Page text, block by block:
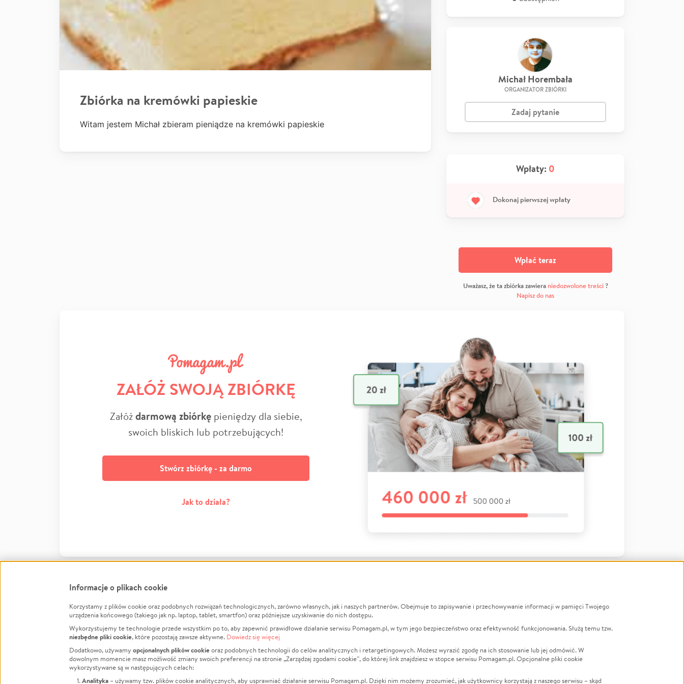
Zbiórka na kremówki papieskie
Witam jestem Michał zbieram pieniądze na kremówki papieskie
Michał Horembała
ORGANIZATOR ZBIÓRKI
Zadaj pytanie
Wpłaty: 0
Dokonaj pierwszej wpłaty
Wpłać teraz
Uważasz, że ta zbiórka zawiera niedozwolone treści?
Napisz do nas
ZAŁÓŻ SWOJĄ ZBIÓRKĘ
Załóżdarmową zbiórkępieniędzy dla siebie,
swoich bliskich lub potrzebujących!
Stwórz zbiórkę - za darmo
Jak to działa?
FacebookTwitter Instagram
LinkedInTikTok Youtube
Informacje
Jak to działa?
Regulamin
Polityka Prywatności
O nas
Opinie
Raporty
Za darmo
Zbieraj na
Leczenie
Zwierzęta
Pożar
LGBTQ+
Powódź
Wichura
Informacje o plikach cookie
Korzystamy z plików cookie oraz podobnych rozwiązań technologicznych, zarówno własnych, jak i naszych partnerów. Obejmuje to zapisywanie i przechowywanie informacji w pamięci Twojego
urządzenia końcowego (takiego jak np. laptop, tablet, smartfon) oraz późniejsze uzyskiwanie do nich dostępu.
Wykorzystujemy te technologie przede wszystkim po to, aby zapewnić prawidłowe działanie serwisu Pomagam.pl, w tym jego bezpieczeństwo oraz efektywność funkcjonowania. Służą temu tzw.
niezbędne pliki cookie, które pozostają zawsze aktywne. Dowiedz się więcej
Dodatkowo, używamy opcjonalnych plików cookieoraz podobnych technologii do celów analitycznych i retargetingowych. Możesz wyrazić zgodę na ich stosowanie lub jej odmówić. W
dowolnym momencie masz możliwość zmiany swoich preferencji na stronie „Zarządzaj zgodami cookie”, do której link znajdziesz w stopce serwisu Pomagam.pl. Opcjonalne pliki cookie
wykorzystywane są w następujących celach:
Analityka – używamy tzw. plików cookie analitycznych, aby usprawniać działanie serwisu Pomagam.pl. Dzięki nim możemy zrozumieć, jak użytkownicy korzystają z naszego serwisu – skąd